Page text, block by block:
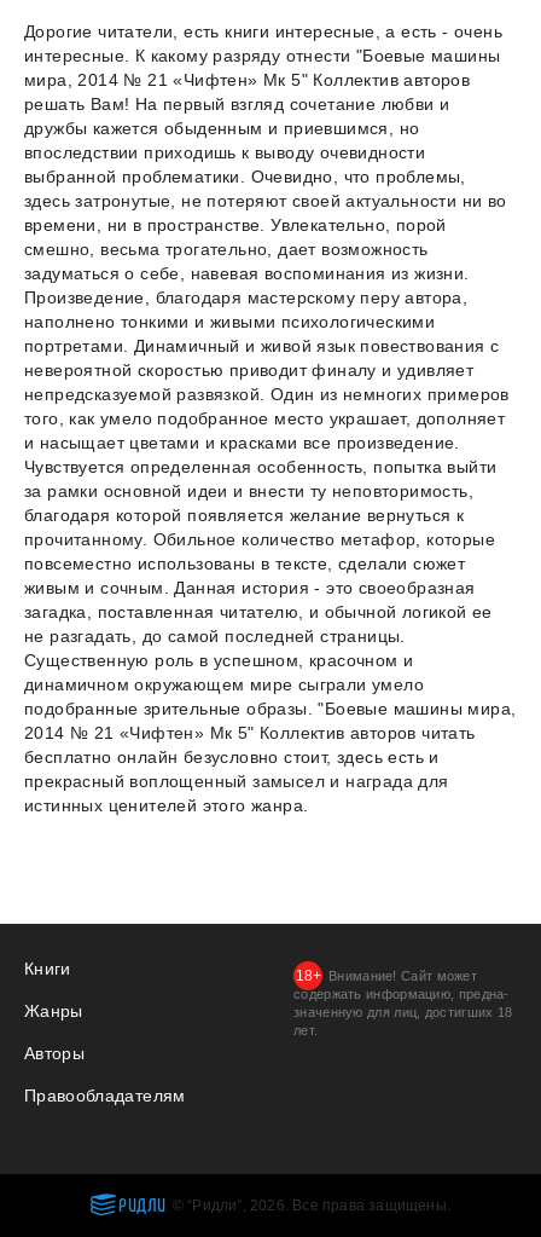
Дорогие читатели, есть книги интересные, а есть - очень
интересные. К какому разряду отнести "Боевые машины
мира, 2014 № 21 «Чифтен» Мк 5" Коллектив авторов
решать Вам! На первый взгляд сочетание любви и
дружбы кажется обыденным и приевшимся, но
впоследствии приходишь к выводу очевидности
выбранной проблематики. Очевидно, что проблемы,
здесь затронутые, не потеряют своей актуальности ни во
времени, ни в пространстве. Увлекательно, порой
смешно, весьма трогательно, дает возможность
задуматься о себе, навевая воспоминания из жизни.
Произведение, благодаря мастерскому перу автора,
наполнено тонкими и живыми психологическими
портретами. Динамичный и живой язык повествования с
невероятной скоростью приводит финалу и удивляет
непредсказуемой развязкой. Один из немногих примеров
того, как умело подобранное место украшает, дополняет
и насыщает цветами и красками все произведение.
Чувствуется определенная особенность, попытка выйти
за рамки основной идеи и внести ту неповторимость,
благодаря которой появляется желание вернуться к
прочитанному. Обильное количество метафор, которые
повсеместно использованы в тексте, сделали сюжет
живым и сочным. Данная история - это своеобразная
загадка, поставленная читателю, и обычной логикой ее
не разгадать, до самой последней страницы.
Существенную роль в успешном, красочном и
динамичном окружающем мире сыграли умело
подобранные зрительные образы. "Боевые машины мира,
2014 № 21 «Чифтен» Мк 5" Коллектив авторов читать
бесплатно онлайн безусловно стоит, здесь есть и
прекрасный воплощенный замысел и награда для
истинных ценителей этого жанра.
Книги
Жанры
Авторы
Правообладателям
Внимание! Сайт может
содержать информацию, предна­
значенную для лиц, дости­гших 18
лет.
РИДЛИ © “Ридли”, 2026. Все права защищены.